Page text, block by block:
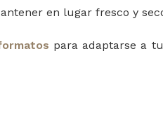
en lugar fresco y
para adaptarse a